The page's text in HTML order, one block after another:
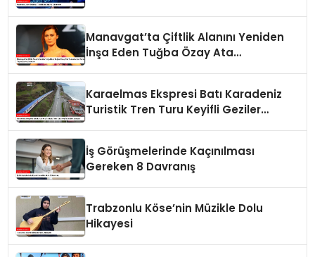
Manavgat’ta Çiftlik Alanını Yeniden
İnşa Eden Tuğba Özay Ata
Karaelmas Ekspresi Batı Karadeniz
Turistik Tren Turu Keyifli Geziler
İş Görüşmelerinde Kaçınılması
Gereken 8 Davranış
Trabzonlu Köse’nin Müzikle Dolu
Hikayesi